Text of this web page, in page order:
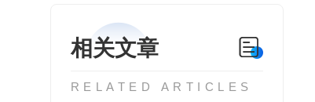
相关文章
RELATED ARTICLES